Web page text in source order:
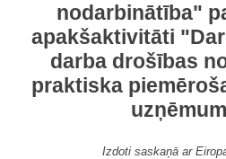
nodarbinātība"
apakšaktivitāti
darba drošības
praktiska
Izdoti saskaņā ar